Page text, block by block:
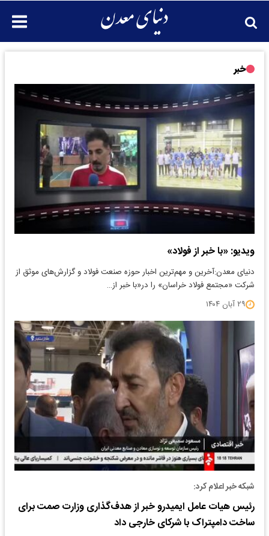
خبر
ویدیو: «با خبر از فولاد»
دنیای معدن:آخرین و مهم‌ترین اخبار حوزه صنعت فولاد و گزارش‌های موثق از
شرکت «مجتمع فولاد خراسان» را در«با خبر از…
۲۹ آبان ۱۴۰۴
شبکه خبر اعلام کرد:
رئیس هیات عامل ایمیدرو خبر از هدف‌گذاری وزارت صمت برای
ساخت دامپتراک با شرکای خارجی داد